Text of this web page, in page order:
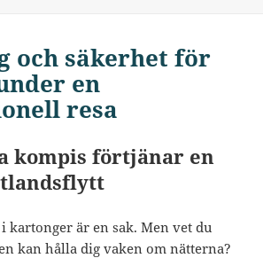
och säkerhet för
en
resa
kompis förtjänar en
kartonger är en sak. Men vet du
kan hålla dig vaken om nätterna?